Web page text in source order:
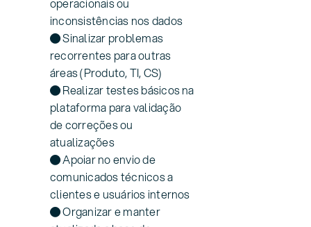
inconsistências nos dados
● Sinalizar problemas
recorrentes para outras
áreas (Produto, TI, CS)
● Realizar testes básicos na
plataforma para validação
de correções ou
atualizações
● Apoiar no envio de
comunicados técnicos a
clientes e usuários internos
● Organizar e manter